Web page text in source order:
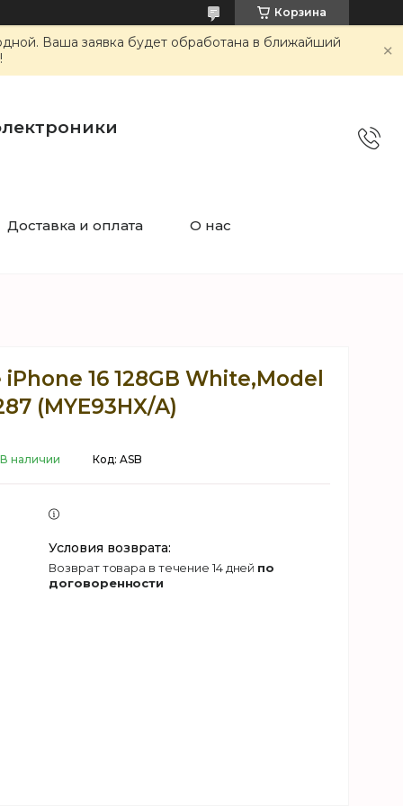
Корзина
Ваша заявка будет обработана в ближайший
Доставка и оплата О нас
16 128GB White,Model
(MYE93HX/A)
В наличии Код: ASB
возврат товара в течение 14 дней по
договоренности